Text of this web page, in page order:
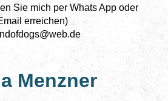
Sie mich per Whats App oder
erreichen)
Menzner